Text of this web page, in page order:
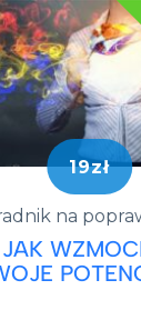
19zł
na
JAK